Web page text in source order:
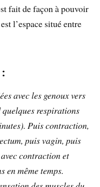
fait de façon à pouvoir
est l’espace situé entre
avec les genoux vers
respirations
Puis contraction,
puis vagin, puis
contraction et
en même temps.